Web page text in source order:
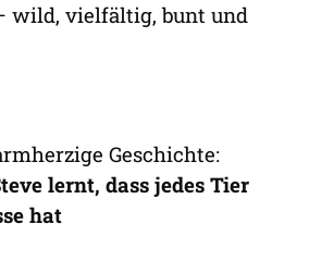
wild, vielfältig, bunt und
Geschichte:
lernt, dass jedes Tier
hat